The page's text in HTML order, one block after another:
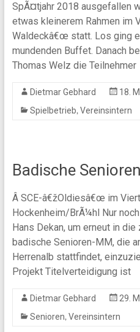
SpÃ¤tjahr 2018 ausgefallen
etwas kleinerem Rahmen im
Waldeckâ€œ statt. Los ging
mundenden Buffet. Danach
Thomas Welz die Teilnehmer
Dietmar Gebhard
18.
Spielbetrieb, Vereinsintern
Badische
Â SCE-â€žOldiesâ€œ im
Hockenheim/BrÃ¼hl Nur
Hans Dekan, um erneut in
badische Senioren-MM, die
Herrenalb stattfindet,
Projekt Titelverteidigung ist
Dietmar Gebhard
29.
Senioren, Vereinsintern